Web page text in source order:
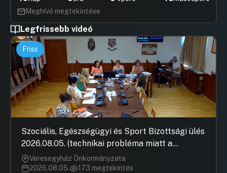
Meghívó megtekintése
Legfrissebb videó
Friss
Szociális, Egészségügyi és Sport Bizottsági ülés
2026.08.05. (technikai probléma miatt a
jegyzőkönyv elfogadása nem rögzült)
Veresegyház Önkormányzata
2026.08.05.
173 megtekintés